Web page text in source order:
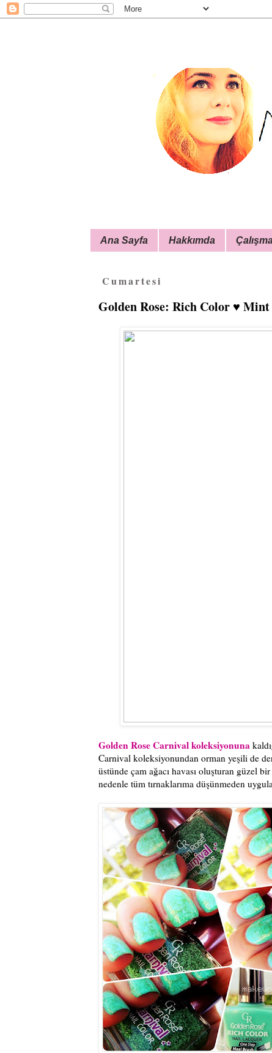
Ana Sayfa Hakkımda
Cumartesi
Golden Rose: Rich Color ♥
Golden Rose Carnival koleksiyonuna
Carnival koleksiyonundan orman yeşili de
üstünde çam ağacı havası oluşturan güzel
nedenle tüm tırnaklarıma düşünmeden